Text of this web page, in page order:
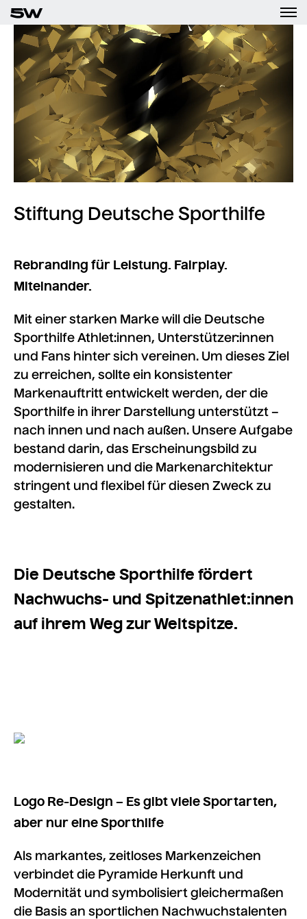
Stiftung Deutsche Sporthilfe
Rebranding für Leistung. Fairplay.
Miteinander.
Mit einer starken Marke will die Deutsche
Sporthilfe Athlet:innen, Unterstützer:innen
und Fans hinter sich vereinen. Um dieses Ziel
zu erreichen, sollte ein konsistenter
Markenauftritt entwickelt werden, der die
Sporthilfe in ihrer Darstellung unterstützt –
nach innen und nach außen. Unsere Aufgabe
bestand darin, das Erscheinungsbild zu
modernisieren und die Markenarchitektur
stringent und flexibel für diesen Zweck zu
gestalten.
Die Deutsche Sporthilfe fördert
Nachwuchs- und Spitzenathlet:innen
auf ihrem Weg zur Weltspitze.
Logo Re-Design – Es gibt viele Sportarten,
aber nur eine Sporthilfe
Als markantes, zeitloses Markenzeichen
verbindet die Pyramide Herkunft und
Modernität und symbolisiert gleichermaßen
die Basis an sportlichen Nachwuchstalenten